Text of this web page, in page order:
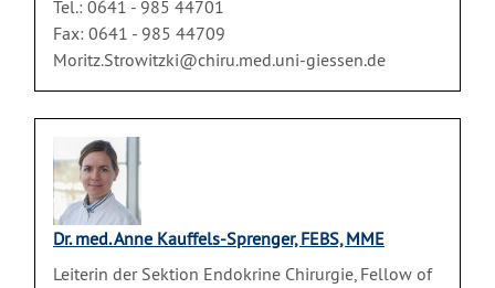
Tel.: 0641 - 985 44701
Fax: 0641 - 985 44709
Moritz.Strowitzki@chiru.med.uni-giessen.de
Dr. med. Anne Kauffels-Sprenger, FEBS, MME
Leiterin der Sektion Endokrine Chirurgie, Fellow of